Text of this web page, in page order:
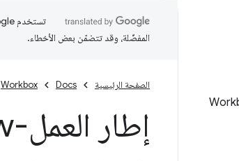
المفضّلة، وقد تتضمّن بعض الأخطاء.
الصفحة الرئيسية Docs
Workbox
إطار العمل-sw